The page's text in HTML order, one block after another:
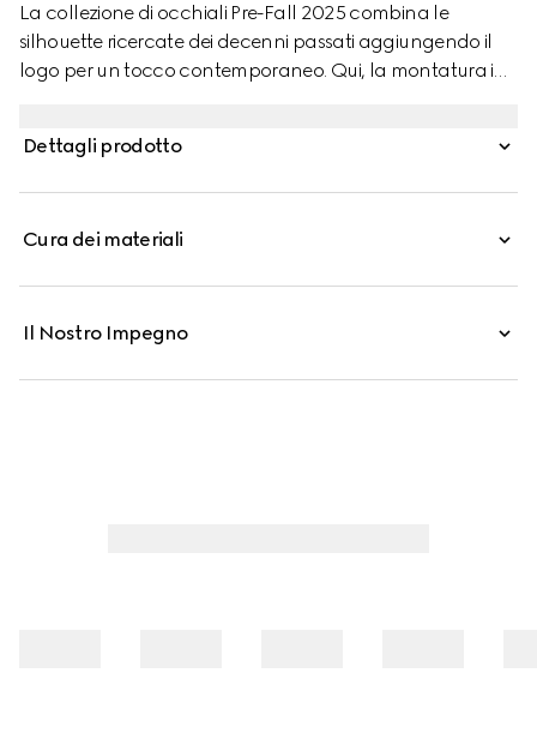
La collezione di occhiali Pre-Fall 2025 combina le
silhouette ricercate dei decenni passati aggiungendo il
logo per un tocco contemporaneo. Qui, la montatura in
Dettagli prodotto
Cura dei materiali
Il Nostro Impegno